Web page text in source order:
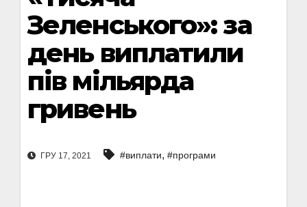
Зеленського»: за
день виплатили
пів мільярда
гривень
ГРУ 17, 2021 #виплати, #програми